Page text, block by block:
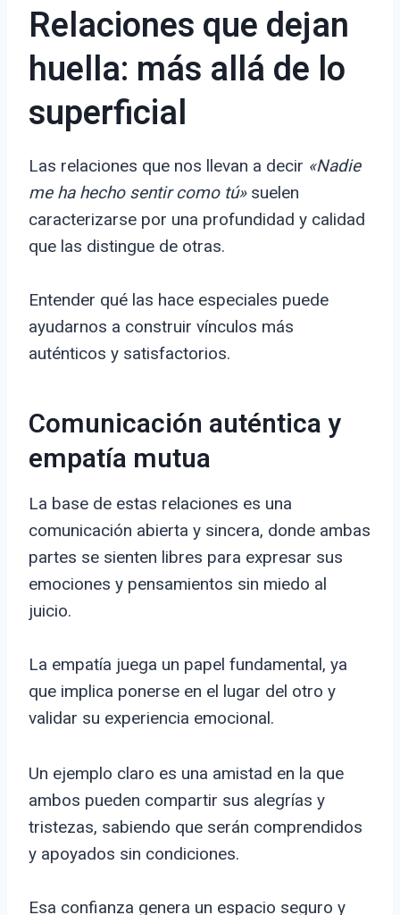
Relaciones que dejan
huella: más allá de lo
superficial
Las relaciones que nos llevan a decir «Nadie
me ha hecho sentir como tú»suelen
caracterizarse por una profundidad y calidad
que las distingue de otras.
Entender qué las hace especiales puede
ayudarnos a construir vínculos más
auténticos y satisfactorios.
Comunicación auténtica y
empatía mutua
La base de estas relaciones es una
comunicación abierta y sincera, donde ambas
partes se sienten libres para expresar sus
emociones y pensamientos sin miedo al
juicio.
La empatía juega un papel fundamental, ya
que implica ponerse en el lugar del otro y
validar su experiencia emocional.
Un ejemplo claro es una amistad en la que
ambos pueden compartir sus alegrías y
tristezas, sabiendo que serán comprendidos
y apoyados sin condiciones.
Esa confianza genera un espacio seguro y